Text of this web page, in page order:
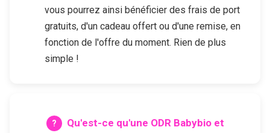
vous pourrez ainsi bénéficier des frais de port
gratuits, d'un cadeau offert ou d'une remise, en
fonction de l'offre du moment. Rien de plus
simple !
Qu'est-ce qu'une ODR Babybioet